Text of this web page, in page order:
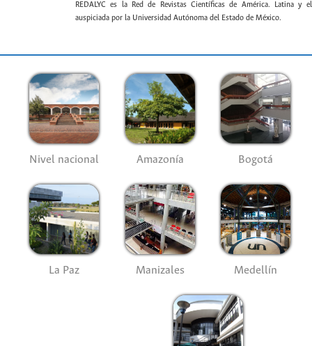
REDALYC es la Red de Revistas Científicas de América. Latina y
auspiciada por la Universidad Autónoma del Estado de México.
Nivel nacional Amazonía Bogotá
La Paz Manizales Medellín